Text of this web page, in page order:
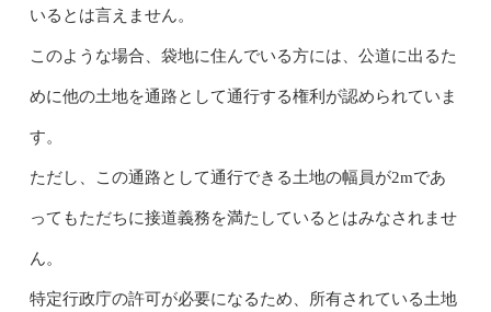
いるとは言えません。
このような場合、袋地に住んでいる方には、公道に出るた
めに他の土地を通路として通行する権利が認められていま
す。
ただし、この通路として通行できる土地の幅員が2mであ
ってもただちに接道義務を満たしているとはみなされませ
ん。
特定行政庁の許可が必要になるため、所有されている土地